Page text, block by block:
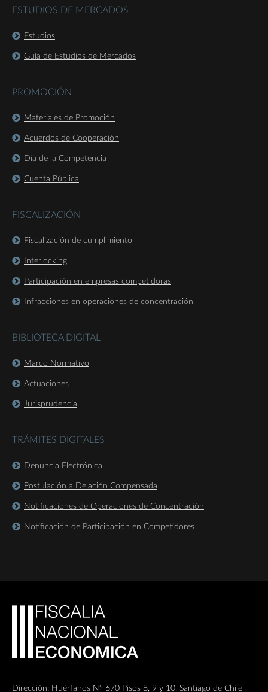
ESTUDIOS DE MERCADOS
Estudios
Guía de Estudios de Mercados
PROMOCIÓN
Materiales de Promoción
Acuerdos de Cooperación
Día de la Competencia
Cuenta Pública
FISCALIZACIÓN
Fiscalización de cumplimiento
Interlocking
Participación en empresas competidoras
Infracciones en operaciones de concentración
BIBLIOTECA DIGITAL
Marco Normativo
Actuaciones
Jurisprudencia
TRÁMITES DIGITALES
Denuncia Electrónica
Postulación a Delación Compensada
Notificaciones de Operaciones de Concentración
Notificación de Participación en Competidores
Dirección: Huérfanos Nº 670 Pisos 8, 9 y 10, Santiago de Chile